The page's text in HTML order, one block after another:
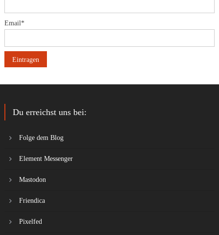
Email*
Du erreichst uns bei:
Folge dem Blog
Element Messenger
Mastodon
Friendica
Pixelfed